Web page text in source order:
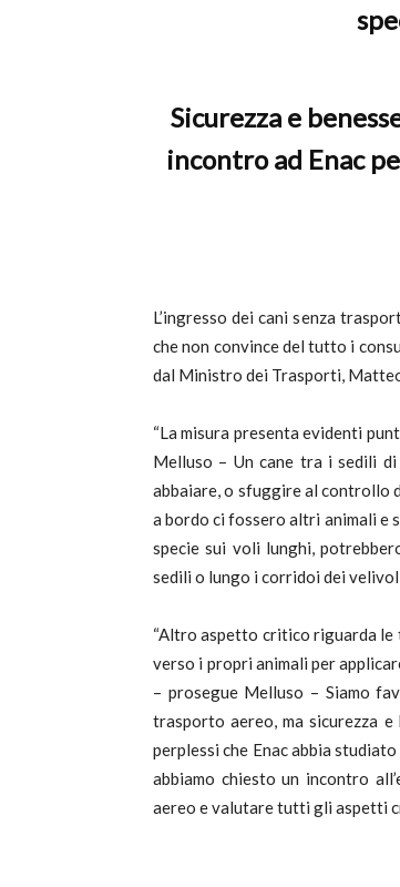
Sicurezza e
incontro ad Enac
L’ingresso dei cani senza
che non convince del tutto i
dal Ministro dei Trasporti,
“La misura presenta evidenti
Melluso – Un cane tra i sedili
abbaiare, o sfuggire al controllo
a bordo ci fossero altri animali e
specie sui voli lunghi,
sedili o lungo i corridoi dei
“Altro aspetto critico riguarda
verso i propri animali per
– prosegue Melluso – Siamo
trasporto aereo, ma sicurezza e
perplessi che Enac abbia
abbiamo chiesto un incontro
aereo e valutare tutti gli aspetti